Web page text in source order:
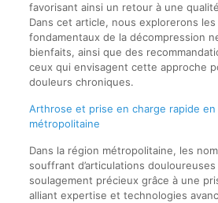
favorisant ainsi un retour à une
Dans cet article, nous explorerons
fondamentaux de la décompression
bienfaits, ainsi que des
ceux qui envisagent cette approche
douleurs chroniques.
Arthrose et prise en charge rapide en
métropolitaine
Dans la région métropolitaine, les
souffrant d’articulations
soulagement précieux grâce à une
alliant expertise et technologies